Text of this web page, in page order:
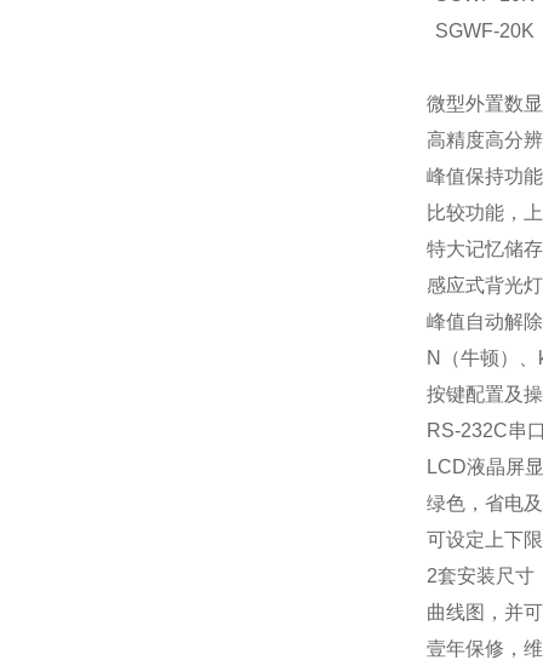
SGWF-20K
微型外置数
高精度高分
峰值保持功
比较功能，
特大记忆储
感应式背光
峰值自动解
N（牛顿）
按键配置及
RS-232C串
LCD液晶屏
绿色，省电
可设定上下
2套安装尺寸
曲线图，并
壹年保修，